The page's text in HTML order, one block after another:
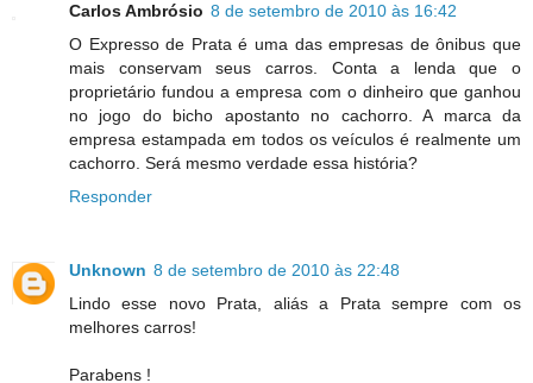
Carlos Ambrósio 8 de setembro de 2010 às 16:42
O Expresso de Prata é uma das empresas de ônibus que
mais conservam seus carros. Conta a lenda que o
proprietário fundou a empresa com o dinheiro que ganhou
no jogo do bicho apostanto no cachorro. A marca da
empresa estampada em todos os veículos é realmente um
cachorro. Será mesmo verdade essa história?
Responder
Unknown 8 de setembro de 2010 às 22:48
Lindo esse novo Prata, aliás a Prata sempre com os
melhores carros!
Parabens !